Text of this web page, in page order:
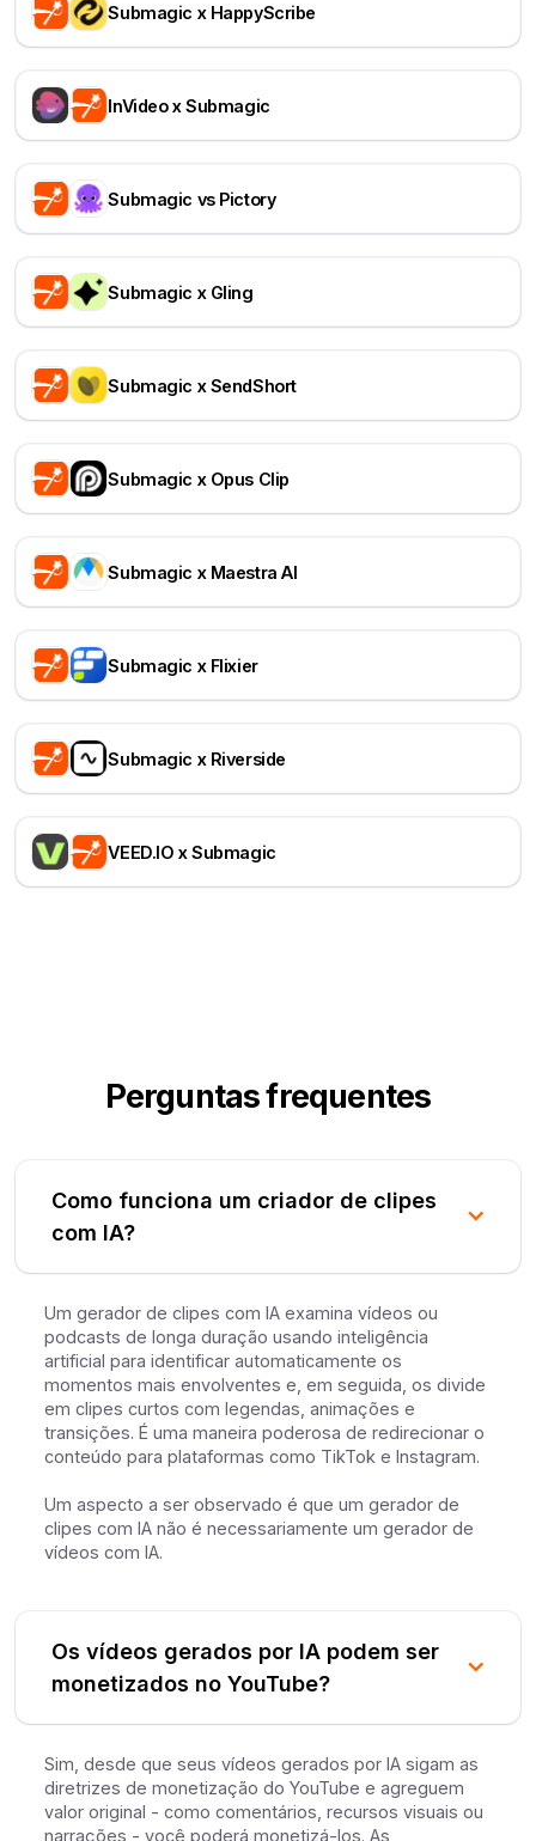
Submagic x HappyScribe
InVideo x Submagic
Submagic vs Pictory
Submagic x Gling
Submagic x SendShort
Submagic x Opus Clip
Submagic x Maestra AI
Submagic x Flixier
Submagic x Riverside
VEED.IO x Submagic
Perguntas frequentes
Como funciona um criador de clipes
com IA?
Um gerador de clipes com IA examina vídeos ou
podcasts de longa duração usando inteligência
artificial para identificar automaticamente os
momentos mais envolventes e, em seguida, os divide
em clipes curtos com legendas, animações e
transições. É uma maneira poderosa de redirecionar o
conteúdo para plataformas como TikTok e Instagram.
Um aspecto a ser observado é que um gerador de
clipes com IA não é necessariamente um gerador de
vídeos com IA.
Os vídeos gerados por IA podem ser
monetizados no YouTube?
Sim, desde que seus vídeos gerados por IA sigam as
diretrizes de monetização do YouTube e agreguem
valor original - como comentários, recursos visuais ou
narrações - você poderá monetizá-los. As